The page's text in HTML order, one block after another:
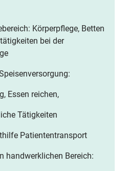
Körperpflege, Betten
bei der
Essen reichen,
Tätigkeiten
Patiententransport
handwerklichen Bereich: